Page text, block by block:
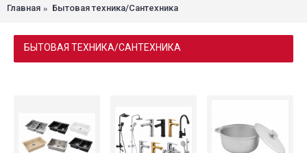
Главная Бытовая техника/Сантехника
БЫТОВАЯ ТЕХНИКА/САНТЕХНИКА